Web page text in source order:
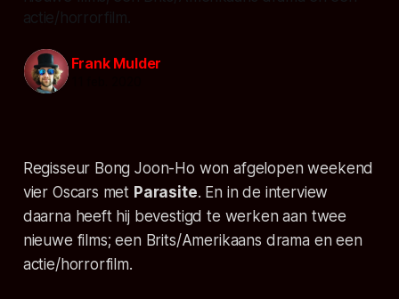
actie/horrorfilm.
Frank Mulder
Regisseur Bong Joon-Ho won afgelopen weekend
vier Oscars met Parasite. En in de interview
daarna heeft hij bevestigd te werken aan twee
nieuwe films; een Brits/Amerikaans drama en een
actie/horrorfilm.